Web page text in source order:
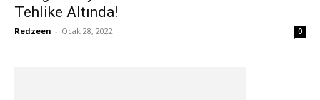
Tehlike Altında!
Redzeen - Ocak 28, 2022 0